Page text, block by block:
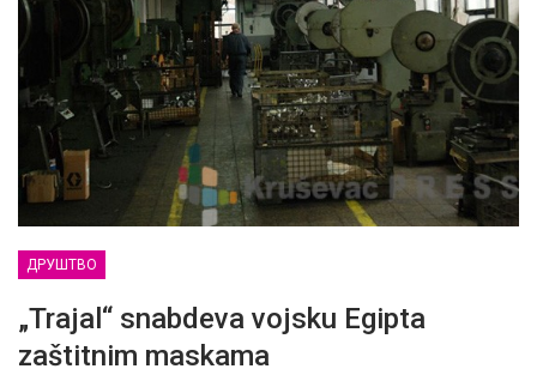
ДРУШТВО
„Trajal“ snabdeva vojsku Egipta
zaštitnim maskama